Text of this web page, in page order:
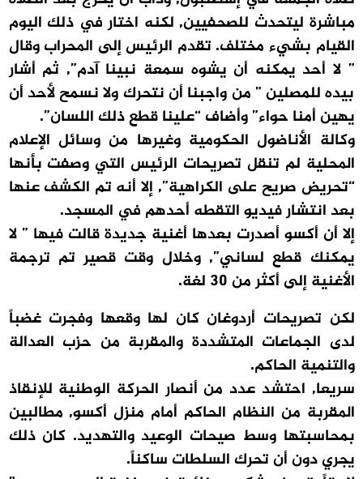
مباشرة ليتحدث للصحفيين, لكنه اختار في ذلك اليوم
القيام بشيء مختلف. تقدم الرئيس إلى المحراب وقال
” لا أحد يمكنه أن يشوه سمعة نبينا آدم”, ثم أشار
بيده للمصلين ” من واجبنا أن نتحرك ولا نسمح لأحد أن
يهين أمنا حواء” وأضاف “علينا قطع ذلك اللسان”.
وكالة الأناضول الحكومية وغيرها من وسائل الإعلام
المحلية لم تنقل تصريحات الرئيس التي وصفت بأنها
“تحريض صريح على الكراهية”, إلا أنه تم الكشف عنها
بعد انتشار فيديو التقطه أحدهم في المسجد.
إلا أن أكسو أصدرت بعدها أغنية جديدة قالت فيها ” لا
يمكنك قطع لساني”, وخلال وقت قصير تم ترجمة
الأغنية إلى أكثر من 30 لغة.
لكن تصريحات أردوغان كان لها وقعها وفجرت غضباً
لدى الجماعات المتشددة والمقربة من حزب العدالة
والتنمية الحاكم.
سريعا, احتشد عدد من أنصار الحركة الوطنية للإنقاذ
المقربة من النظام الحاكم أمام منزل أكسو, مطالبين
بمحاسبتها وسط صيحات الوعيد والتهديد. كان ذلك
يجري دون أن تحرك السلطات ساكناً.